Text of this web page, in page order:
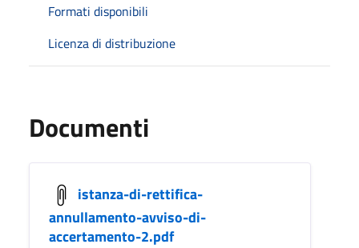
Formati disponibili
Licenza di distribuzione
Documenti
istanza-di-rettifica-
annullamento-avviso-di-
accertamento-2.pdf